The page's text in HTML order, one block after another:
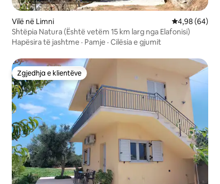
Vilë në Limni Vlerësimi
4,98 (64)
Shtëpia Natura (Është vetëm 15 km larg nga Elafonisi)
Hapësira të jashtme · Pamje · Cilësia e gjumit
Zgjedhja e klientëve
Zgjedhja e klientëve